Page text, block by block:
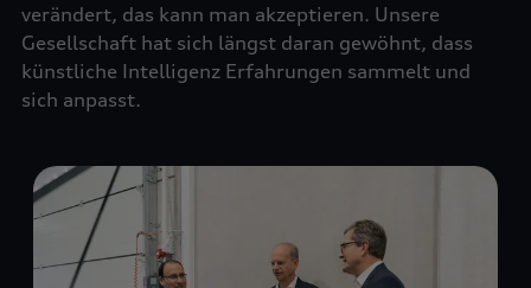
verändert, das kann man akzeptieren. Unsere
Gesellschaft hat sich längst daran gewöhnt, dass
künstliche Intelligenz Erfahrungen sammelt und
sich anpasst.